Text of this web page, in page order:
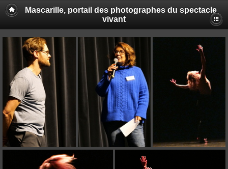
Mascarille, portail des photographes du spectacle
vivant